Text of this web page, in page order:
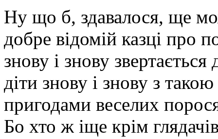
Ну що б, здавалося, ще
добре відомій казці про
знову і знову
діти знову і знову з
пригодами веселих
Бо хто ж іще крім